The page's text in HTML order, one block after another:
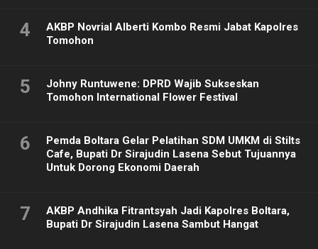
4
AKBP Novrial Alberti Kombo Resmi Jabat Kapolres
Tomohon
5
Johny Runtuwene: DPRD Wajib Sukseskan
Tomohon International Flower Festival
6
Pemda Boltara Gelar Pelatihan SDM UMKM di Stilts
Cafe, Bupati Dr Sirajudin Lasena Sebut Tujuannya
Untuk Dorong Ekonomi Daerah
7
AKBP Andhika Fitrantsyah Jadi Kapolres Boltara,
Bupati Dr Sirajudin Lasena Sambut Hangat